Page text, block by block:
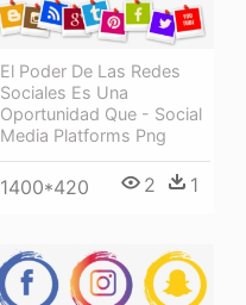
El Poder De Las Redes
Sociales Es Una
Oportunidad Que - Social
Media Platforms Png
1400*420 2 1